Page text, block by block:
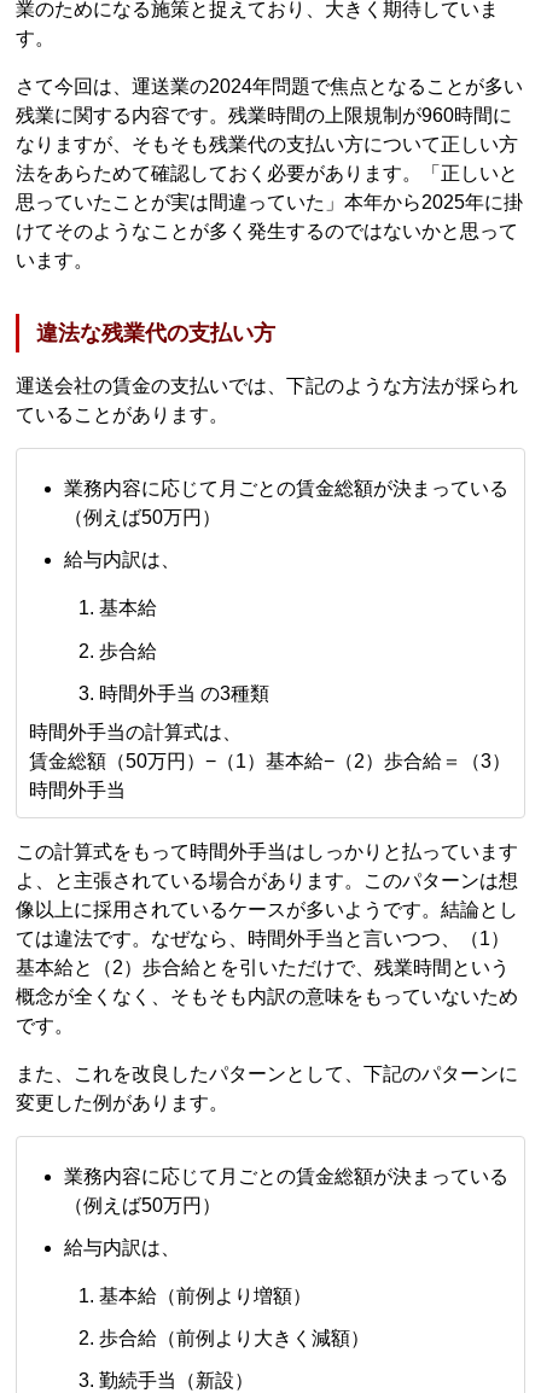
業のためになる施策と捉えており、大きく期待していま
す。
さて今回は、運送業の2024年問題で焦点となることが多い
残業に関する内容です。残業時間の上限規制が960時間に
なりますが、そもそも残業代の支払い方について正しい方
法をあらためて確認しておく必要があります。「正しいと
思っていたことが実は間違っていた」本年から2025年に掛
けてそのようなことが多く発生するのではないかと思って
います。
違法な残業代の支払い方
運送会社の賃金の支払いでは、下記のような方法が採られ
ていることがあります。
業務内容に応じて月ごとの賃金総額が決まっている
（例えば50万円）
給与内訳は、
基本給
歩合給
時間外手当 の3種類
時間外手当の計算式は、
賃金総額（50万円）−（1）基本給−（2）歩合給＝（3）
時間外手当
この計算式をもって時間外手当はしっかりと払っています
よ、と主張されている場合があります。このパターンは想
像以上に採用されているケースが多いようです。結論とし
ては違法です。なぜなら、時間外手当と言いつつ、（1）
基本給と（2）歩合給とを引いただけで、残業時間という
概念が全くなく、そもそも内訳の意味をもっていないため
です。
また、これを改良したパターンとして、下記のパターンに
変更した例があります。
業務内容に応じて月ごとの賃金総額が決まっている
（例えば50万円）
給与内訳は、
基本給（前例より増額）
歩合給（前例より大きく減額）
勤続手当（新設）